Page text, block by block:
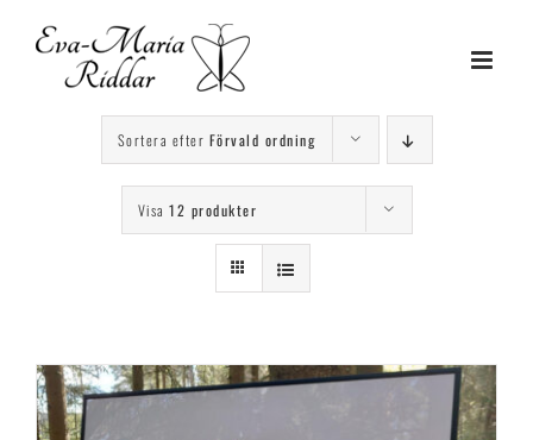
Fortsätt
innehållet
Sortera efter Förvald ordning
Visa 12 produkter